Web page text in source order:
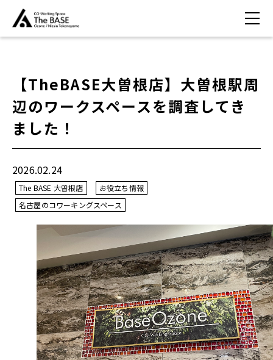
【TheBASE大曽根店】大曽根駅周
辺のワークスペースを調査してき
ました！
2026.02.24
The BASE 大曽根店
お役立ち情報
名古屋のコワーキングスペース